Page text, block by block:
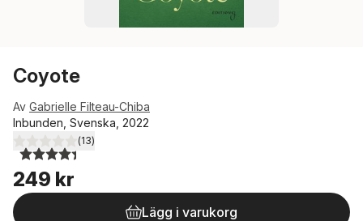
Coyote
Av Gabrielle Filteau-Chiba
Inbunden, Svenska, 2022
4,4utav 5 stjärnor. Totalt antal röster:
(13)
249 kr
Lägg i varukorg